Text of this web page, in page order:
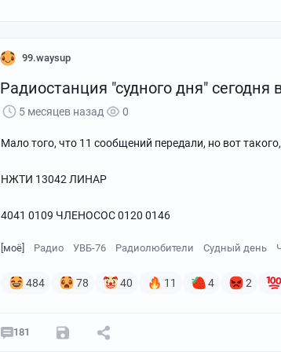
физические диски.Моей главной целью стал DJMAX
99.waysup
Радиостанция "судного дня" сегодня
5 месяцев назад 0
Мало того, что 11 сообщений передали, но вот
НЖТИ 13042 ЛИНАР
4041 0109 ЧЛЕНОСОС 0120 0146
[моё] Радио УВБ-76 Радиолюбители Судный день
484 78 40 11 4 2
181